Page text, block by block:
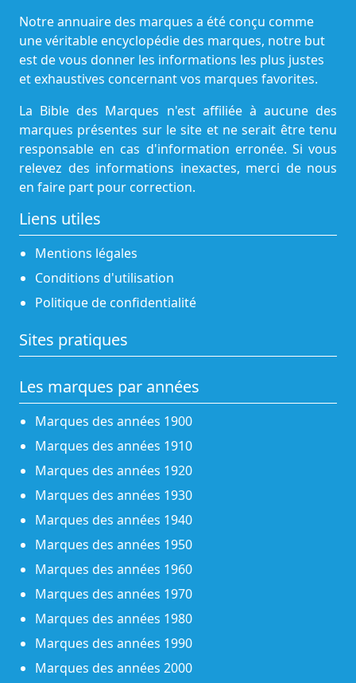
Notre annuaire des marques a été conçu comme
une véritable encyclopédie des marques, notre but
est de vous donner les informations les plus justes
et exhaustives concernant vos marques favorites.
La Bible des Marques n'est affiliée à aucune des
marques présentes sur le site et ne serait être tenu
responsable en cas d'information erronée. Si vous
relevez des informations inexactes, merci de nous
en faire part pour correction.
Liens utiles
Mentions légales
Conditions d'utilisation
Politique de confidentialité
Sites pratiques
Les marques par années
Marques des années 1900
Marques des années 1910
Marques des années 1920
Marques des années 1930
Marques des années 1940
Marques des années 1950
Marques des années 1960
Marques des années 1970
Marques des années 1980
Marques des années 1990
Marques des années 2000